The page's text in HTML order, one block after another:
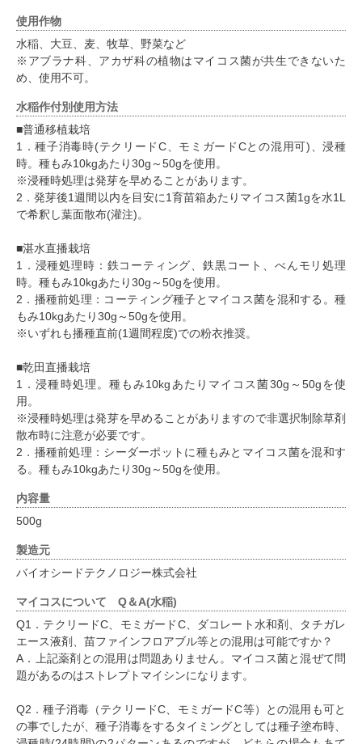
使用作物
水稲、大豆、麦、牧草、野菜など
※アブラナ科、アカザ科の植物はマイコス菌が共生できないた
め、使用不可。
水稲作付別使用方法
■普通移植栽培
1．種子消毒時(テクリードC、モミガードCとの混用可)、浸種
時。種もみ10kgあたり30g～50gを使用。
※浸種時処理は発芽を早めることがあります。
2．発芽後1週間以内を目安に1育苗箱あたりマイコス菌1gを水1L
で希釈し葉面散布(灌注)。
■湛水直播栽培
1．浸種処理時：鉄コーティング、鉄黒コート、べんモリ処理
時。種もみ10kgあたり30g～50gを使用。
2．播種前処理：コーティング種子とマイコス菌を混和する。種
もみ10kgあたり30g～50gを使用。
※いずれも播種直前(1週間程度)での粉衣推奨。
■乾田直播栽培
1．浸種時処理。種もみ10kgあたりマイコス菌30g～50gを使
用。
※浸種時処理は発芽を早めることがありますので非選択制除草剤
散布時に注意が必要です。
2．播種前処理：シーダーポットに種もみとマイコス菌を混和す
る。種もみ10kgあたり30g～50gを使用。
内容量
500g
製造元
バイオシードテクノロジー株式会社
マイコスについて Q＆A(水稲)
Q1．テクリードC、モミガードC、ダコレート水和剤、タチガレ
エース液剤、苗ファインフロアブル等との混用は可能ですか？
A．上記薬剤との混用は問題ありません。マイコス菌と混ぜて問
題があるのはストレプトマイシンになります。
Q2．種子消毒（テクリードC、モミガードC等）との混用も可と
の事でしたが、種子消毒をするタイミングとしては種子塗布時、